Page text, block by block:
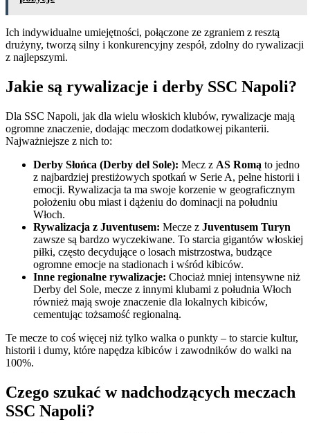
Ich indywidualne umiejętności, połączone ze zgraniem z resztą
drużyny, tworzą silny i konkurencyjny zespół, zdolny do rywalizacji
z najlepszymi.
Jakie są rywalizacje i derby SSC Napoli?
Dla SSC Napoli, jak dla wielu włoskich klubów, rywalizacje mają
ogromne znaczenie, dodając meczom dodatkowej pikanterii.
Najważniejsze z nich to:
Derby Słońca (Derby del Sole): Mecz z AS Romą to jedno
z najbardziej prestiżowych spotkań w Serie A, pełne historii i
emocji. Rywalizacja ta ma swoje korzenie w geograficznym
położeniu obu miast i dążeniu do dominacji na południu
Włoch.
Rywalizacja z Juventusem: Mecze z Juventusem Turyn
zawsze są bardzo wyczekiwane. To starcia gigantów włoskiej
piłki, często decydujące o losach mistrzostwa, budzące
ogromne emocje na stadionach i wśród kibiców.
Inne regionalne rywalizacje: Chociaż mniej intensywne niż
Derby del Sole, mecze z innymi klubami z południa Włoch
również mają swoje znaczenie dla lokalnych kibiców,
cementując tożsamość regionalną.
Te mecze to coś więcej niż tylko walka o punkty – to starcie kultur,
historii i dumy, które napędza kibiców i zawodników do walki na
100%.
Czego szukać w nadchodzących meczach
SSC Napoli?